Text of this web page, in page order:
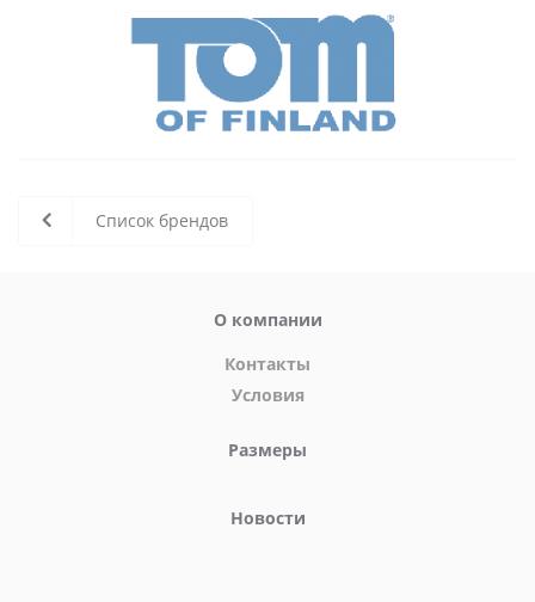
Список брендов
О компании
Контакты
Условия
Размеры
Новости